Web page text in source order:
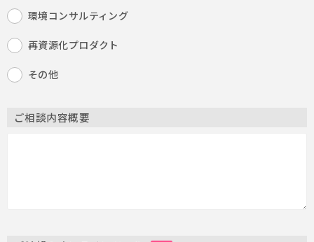
環境コンサルティング
再資源化プロダクト
その他
ご相談内容概要